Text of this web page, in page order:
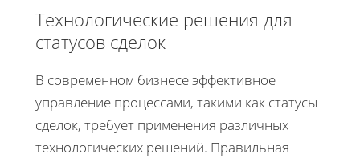
Технологические решения для
статусов сделок
В современном бизнесе эффективное
управление процессами, такими как статусы
сделок, требует применения различных
технологических решений. Правильная